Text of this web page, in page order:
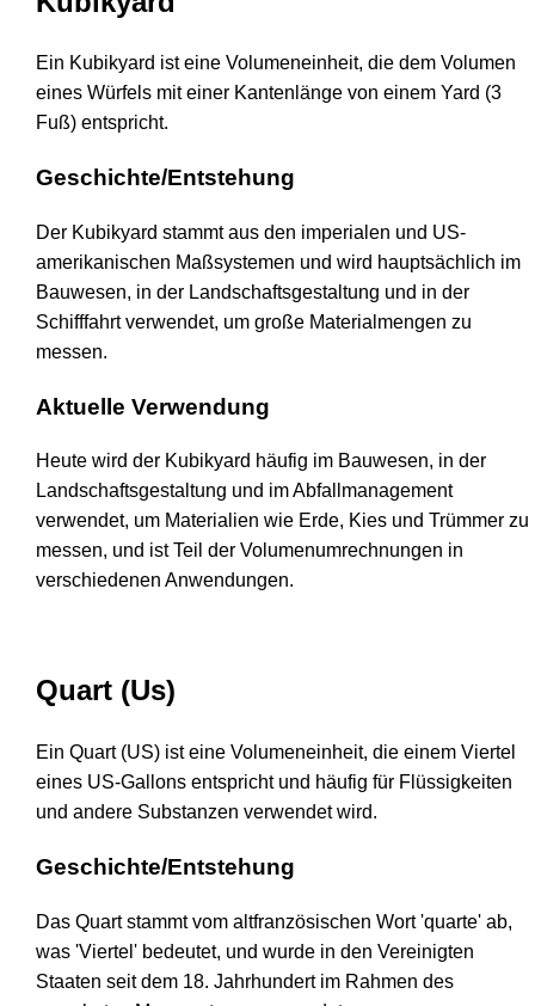
Ein Kubikyard ist eine Volumeneinheit, die dem Volumen
eines Würfels mit einer Kantenlänge von einem Yard (3
Fuß) entspricht.
Geschichte/Entstehung
Der Kubikyard stammt aus den imperialen und US-
amerikanischen Maßsystemen und wird hauptsächlich im
Bauwesen, in der Landschaftsgestaltung und in der
Schifffahrt verwendet, um große Materialmengen zu
messen.
Aktuelle Verwendung
Heute wird der Kubikyard häufig im Bauwesen, in der
Landschaftsgestaltung und im Abfallmanagement
verwendet, um Materialien wie Erde, Kies und Trümmer zu
messen, und ist Teil der Volumenumrechnungen in
verschiedenen Anwendungen.
Quart (Us)
Ein Quart (US) ist eine Volumeneinheit, die einem Viertel
eines US-Gallons entspricht und häufig für Flüssigkeiten
und andere Substanzen verwendet wird.
Geschichte/Entstehung
Das Quart stammt vom altfranzösischen Wort 'quarte' ab,
was 'Viertel' bedeutet, und wurde in den Vereinigten
Staaten seit dem 18. Jahrhundert im Rahmen des